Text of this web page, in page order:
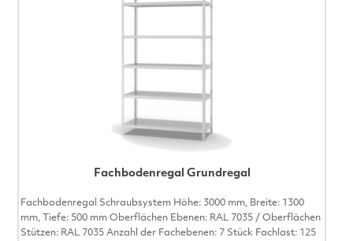
Fachbodenregal Grundregal
Fachbodenregal Schraubsystem Höhe: 3000 mm, Breite: 1300
mm, Tiefe: 500 mm Oberflächen Ebenen: RAL 7035 / Oberflächen
Stützen: RAL 7035 Anzahl der Fachebenen: 7 Stück Fachlast: 125